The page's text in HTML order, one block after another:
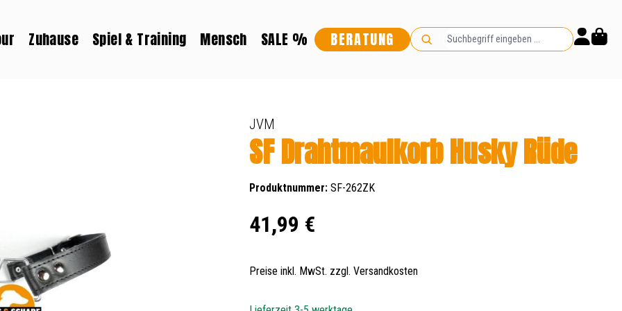
Zuhause Spiel & Training Mensch SALE % BERATUNG
JVM
SF Drahtmaulkorb Husky Rüde
Produktnummer:SF-262ZK
Regulärer Preis:
41,99 €
Preise inkl. MwSt. zzgl. Versandkosten